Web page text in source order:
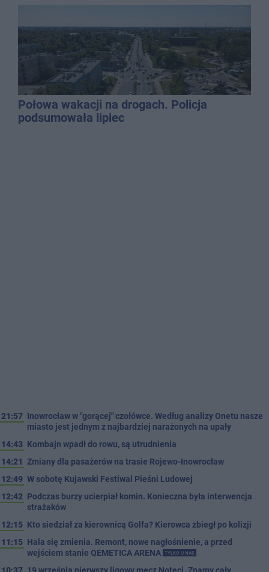
Połowa wakacji na drogach. Policja
podsumowała lipiec
21:57 Inowrocław w "gorącej" czołówce. Według analizy Onetu nasze
miasto jest jednym z najbardziej narażonych na upały
14:43 Kombajn wpadł do rowu, są utrudnienia
14:21 Zmiany dla pasażerów na trasie Rojewo-Inowrocław
12:49 W sobotę Kujawski Festiwal Pieśni Ludowej
12:42 Podczas burzy ucierpiał komin. Konieczna była interwencja
strażaków
12:15 Kto siedział za kierownicą Golfa? Kierowca zbiegł po kolizji
11:15 Hala się zmienia. Remont, nowe nagłośnienie, a przed
wejściem stanie QEMETICA ARENA
TYLKO U NAS